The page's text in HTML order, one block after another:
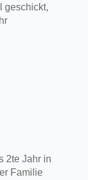
geschickt,
2te Jahr in
Familie